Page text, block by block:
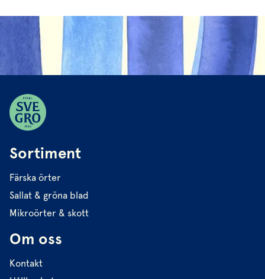
Sortiment
Färska örter
Sallat & gröna blad
Mikroörter & skott
Om oss
Kontakt